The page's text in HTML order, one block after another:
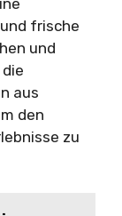
frische
und
aus
den
zu